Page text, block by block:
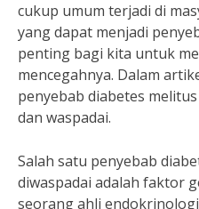
cukup umum terjadi di
yang dapat menjadi
penting bagi kita untuk
mencegahnya. Dalam
penyebab diabetes
dan waspadai.
Salah satu penyebab
diwaspadai adalah faktor
seorang ahli endokrinologi